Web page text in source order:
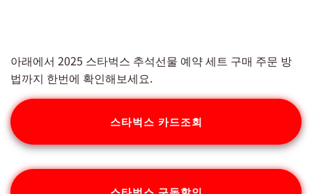
아래에서 2025 스타벅스 추석선물 예약 세트 구매 주문 방
법까지 한번에 확인해보세요.
스타벅스 카드조회